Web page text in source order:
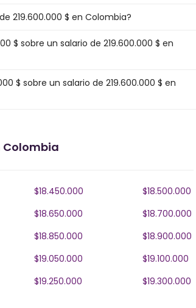
219.600.000 $ en Colombia?
$ sobre un salario de 219.600.000 $ en
$ sobre un salario de 219.600.000 $ en
Colombia
$18.450.000
$18.500.000
$18.650.000
$18.700.000
$18.850.000
$18.900.000
$19.050.000
$19.100.000
$19.250.000 $19.300.000